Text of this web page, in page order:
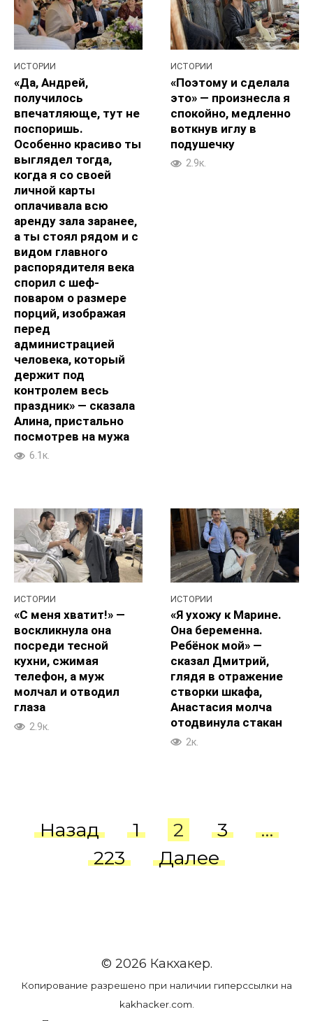
ИСТОРИИ
«Да, Андрей,
получилось
впечатляюще, тут не
поспоришь.
Особенно красиво ты
выглядел тогда,
когда я со своей
личной карты
оплачивала всю
аренду зала заранее,
а ты стоял рядом и с
видом главного
распорядителя века
спорил с шеф-
поваром о размере
порций, изображая
перед
администрацией
человека, который
держит под
контролем весь
праздник» — сказала
Алина, пристально
посмотрев на мужа
6.1к.
ИСТОРИИ
«Поэтому и сделала
это» — произнесла я
спокойно, медленно
воткнув иглу в
подушечку
2.9к.
ИСТОРИИ
«С меня хватит!» —
воскликнула она
посреди тесной
кухни, сжимая
телефон, а муж
молчал и отводил
глаза
2.9к.
ИСТОРИИ
«Я ухожу к Марине.
Она беременна.
Ребёнок мой» —
сказал Дмитрий,
глядя в отражение
створки шкафа,
Анастасия молча
отодвинула стакан
2к.
Пагинация
Назад 1 2 3
…
223
Далее
© 2026 Какхакер.
Копирование разрешено при наличии гиперссылки на
kakhacker.com.